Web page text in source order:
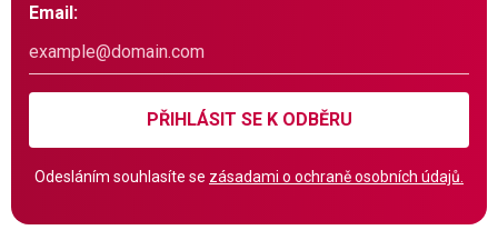
Email:
PŘIHLÁSIT SE K ODBĚRU
Odesláním souhlasíte se zásadami o ochraně osobních údajů.